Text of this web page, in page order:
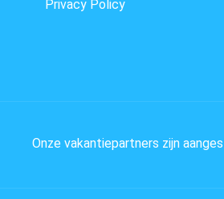
Privacy Policy
Onze vakantiepartners zijn